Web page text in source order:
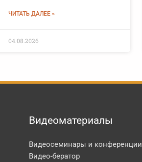
ЧИТАТЬ ДАЛЕЕ »
04.08.2026
Видеоматериалы
Видеосеминары и конференции
Видео-бератор